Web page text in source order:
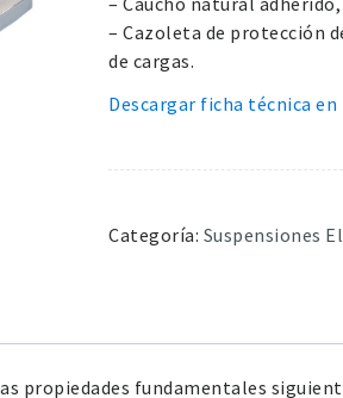
– Cazoleta de protección
de cargas.
Descargar ficha técnica en
Categoría: Suspensiones
propiedades fundamentales